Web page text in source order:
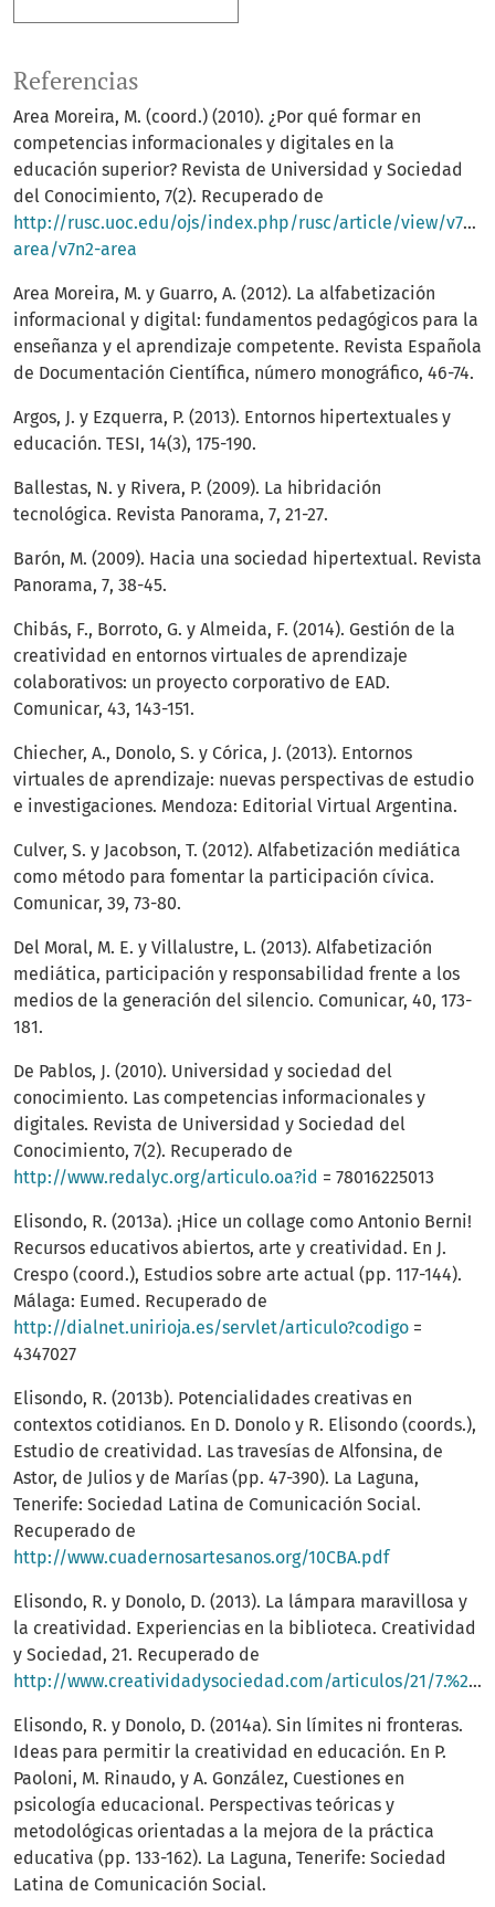
Referencias
Area Moreira, M. (coord.) (2010). ¿Por qué formar en
competencias informacionales y digitales en la
educación superior? Revista de Universidad y Sociedad
del Conocimiento, 7(2). Recuperado de
http://rusc.uoc.edu/ojs/index.php/rusc/article/view/v7n2-
area/v7n2-area
Area Moreira, M. y Guarro, A. (2012). La alfabetización
informacional y digital: fundamentos pedagógicos para la
enseñanza y el aprendizaje competente. Revista Española
de Documentación Científica, número monográfico, 46-74.
Argos, J. y Ezquerra, P. (2013). Entornos hipertextuales y
educación. TESI, 14(3), 175-190.
Ballestas, N. y Rivera, P. (2009). La hibridación
tecnológica. Revista Panorama, 7, 21-27.
Barón, M. (2009). Hacia una sociedad hipertextual. Revista
Panorama, 7, 38-45.
Chibás, F., Borroto, G. y Almeida, F. (2014). Gestión de la
creatividad en entornos virtuales de aprendizaje
colaborativos: un proyecto corporativo de EAD.
Comunicar, 43, 143-151.
Chiecher, A., Donolo, S. y Córica, J. (2013). Entornos
virtuales de aprendizaje: nuevas perspectivas de estudio
e investigaciones. Mendoza: Editorial Virtual Argentina.
Culver, S. y Jacobson, T. (2012). Alfabetización mediática
como método para fomentar la participación cívica.
Comunicar, 39, 73-80.
Del Moral, M. E. y Villalustre, L. (2013). Alfabetización
mediática, participación y responsabilidad frente a los
medios de la generación del silencio. Comunicar, 40, 173-
181.
De Pablos, J. (2010). Universidad y sociedad del
conocimiento. Las competencias informacionales y
digitales. Revista de Universidad y Sociedad del
Conocimiento, 7(2). Recuperado de
http://www.redalyc.org/articulo.oa?id = 78016225013
Elisondo, R. (2013a). ¡Hice un collage como Antonio Berni!
Recursos educativos abiertos, arte y creatividad. En J.
Crespo (coord.), Estudios sobre arte actual (pp. 117-144).
Málaga: Eumed. Recuperado de
http://dialnet.unirioja.es/servlet/articulo?codigo =
4347027
Elisondo, R. (2013b). Potencialidades creativas en
contextos cotidianos. En D. Donolo y R. Elisondo (coords.),
Estudio de creatividad. Las travesías de Alfonsina, de
Astor, de Julios y de Marías (pp. 47-390). La Laguna,
Tenerife: Sociedad Latina de Comunicación Social.
Recuperado de
http://www.cuadernosartesanos.org/10CBA.pdf
Elisondo, R. y Donolo, D. (2013). La lámpara maravillosa y
la creatividad. Experiencias en la biblioteca. Creatividad
y Sociedad, 21. Recuperado de
http://www.creatividadysociedad.com/articulos/21/7.%20La%20lampara%20maravillosa%20y%20la%20creatividad.%20Experiencias%20en%20la%20biblioteca.pdf
Elisondo, R. y Donolo, D. (2014a). Sin límites ni fronteras.
Ideas para permitir la creatividad en educación. En P.
Paoloni, M. Rinaudo, y A. González, Cuestiones en
psicología educacional. Perspectivas teóricas y
metodológicas orientadas a la mejora de la práctica
educativa (pp. 133-162). La Laguna, Tenerife: Sociedad
Latina de Comunicación Social.